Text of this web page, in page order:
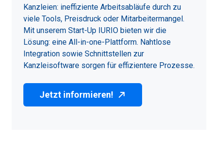
Kanzleien: ineffiziente Arbeitsabläufe durch zu
viele Tools, Preisdruck oder Mitarbeitermangel.
Mit unserem Start-Up IURIO bieten wir die
Lösung: eine All-in-one-Plattform. Nahtlose
Integration sowie Schnittstellen zur
Kanzleisoftware sorgen für effizientere Prozesse.
Jetzt informieren!